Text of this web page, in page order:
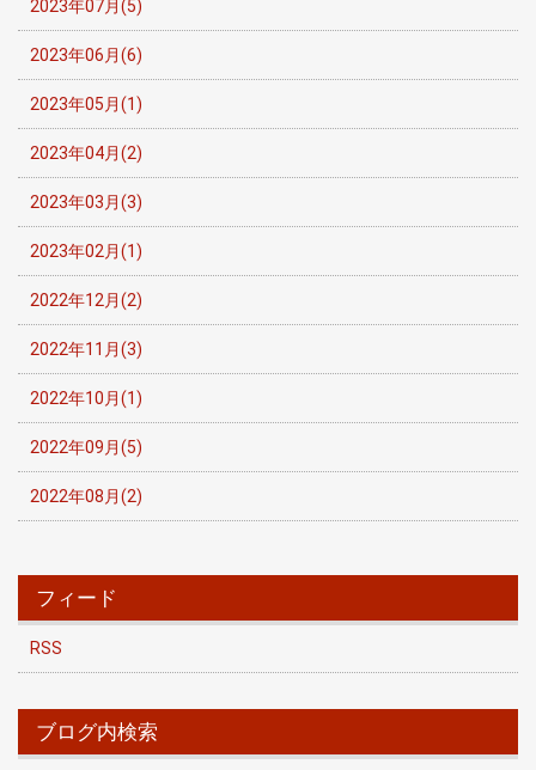
2023年07月(5)
2023年06月(6)
2023年05月(1)
2023年04月(2)
2023年03月(3)
2023年02月(1)
2022年12月(2)
2022年11月(3)
2022年10月(1)
2022年09月(5)
2022年08月(2)
フィード
RSS
ブログ内検索